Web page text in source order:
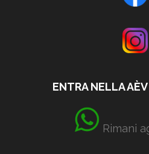
ENTRA NELLA
Rimani